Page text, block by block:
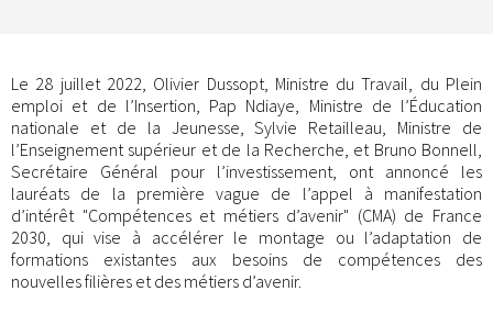
Le 28 juillet 2022, Olivier Dussopt, Ministre du Travail, du Plein
emploi et de l’Insertion, Pap Ndiaye, Ministre de l’Éducation
nationale et de la Jeunesse, Sylvie Retailleau, Ministre de
l’Enseignement supérieur et de la Recherche, et Bruno Bonnell,
Secrétaire Général pour l’investissement, ont annoncé les
lauréats de la première vague de l’appel à manifestation
d’intérêt "Compétences et métiers d’avenir" (CMA) de France
2030, qui vise à accélérer le montage ou l’adaptation de
formations existantes aux besoins de compétences des
nouvelles filières et des métiers d’avenir.